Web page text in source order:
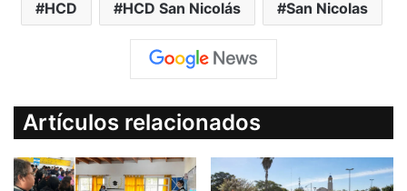
HCD HCD San Nicolás San Nicolas
Artículos relacionados